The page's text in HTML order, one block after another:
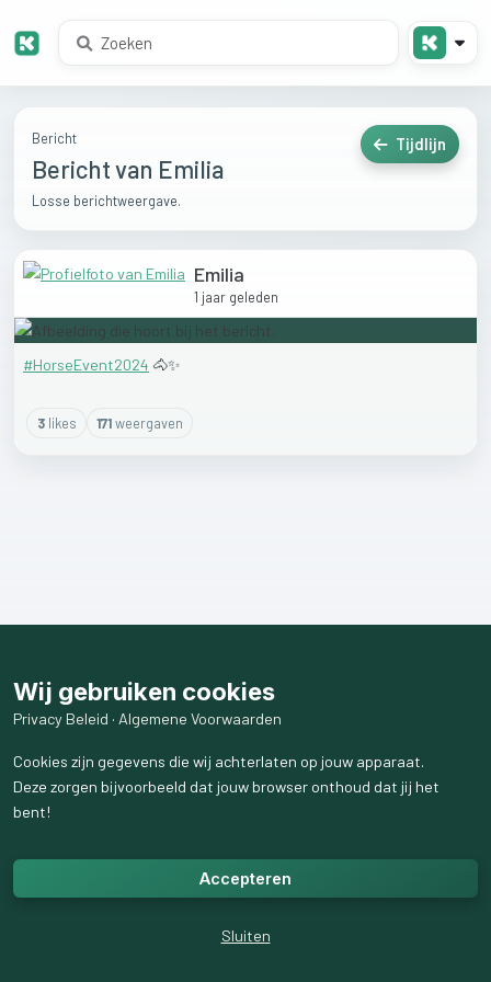
Bericht
Bericht van Emilia
Losse berichtweergave.
Tijdlijn
Emilia
1 jaar geleden
#HorseEvent2024 🐴✨️
3likes 171weergaven
Wij gebruiken cookies
Privacy Beleid · Algemene Voorwaarden
Cookies zijn gegevens die wij achterlaten op jouw apparaat.
Deze zorgen bijvoorbeeld dat jouw browser onthoud dat jij het
bent!
Accepteren
Sluiten